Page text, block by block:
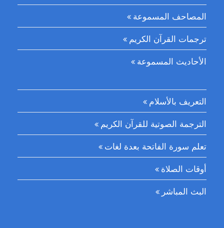
المصاحف المسموعة
ترجمات القرآن الكريم
الأحاديث المسموعة
التعريف بالأسلام
الترجمة الصوتية للقرآن الكريم
تعلم سورة الفاتحة بعدة لغات
أوقات الصلاة
البث المباشر